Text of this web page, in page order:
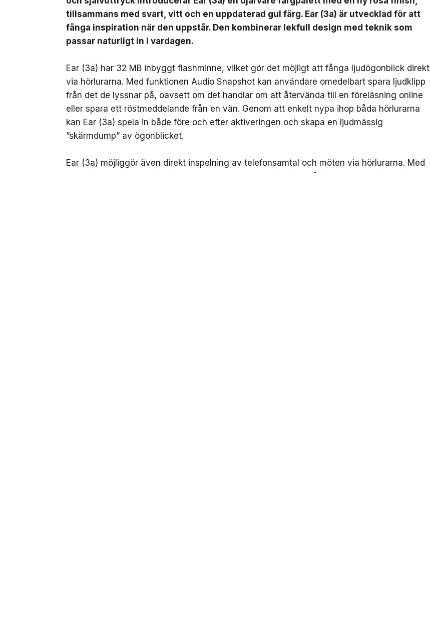
tillsammans med svart, vitt och en uppdaterad gul färg. Ear (3a) är utvecklad för att
fånga inspiration när den uppstår. Den kombinerar lekfull design med teknik som
passar naturligt in i vardagen.
Ear (3a) har 32 MB inbyggt flashminne, vilket gör det möjligt att fånga ljudögonblick direkt
via hörlurarna. Med funktionen Audio Snapshot kan användare omedelbart spara ljudklipp
från det de lyssnar på, oavsett om det handlar om att återvända till en föreläsning online
eller spara ett röstmeddelande från en vän. Genom att enkelt nypa ihop båda hörlurarna
kan Ear (3a) spela in både före och efter aktiveringen och skapa en ljudmässig
”skärmdump” av ögonblicket.
Ear (3a) möjliggör även direkt inspelning av telefonsamtal och möten via hörlurarna. Med
en enkel gest kan användare spela in samtal i upp till cirka två timmar utan att behöva ta